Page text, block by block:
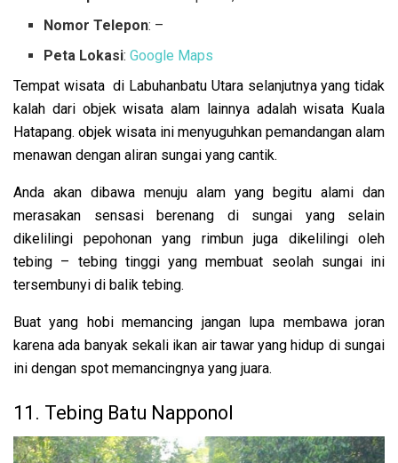
Nomor Telepon: –
Peta Lokasi:Google Maps
Tempat wisata di Labuhanbatu Utara selanjutnya yang tidak
kalah dari objek wisata alam lainnya adalah wisata Kuala
Hatapang. objek wisata ini menyuguhkan pemandangan alam
menawan dengan aliran sungai yang cantik.
Anda akan dibawa menuju alam yang begitu alami dan
merasakan sensasi berenang di sungai yang selain
dikelilingi pepohonan yang rimbun juga dikelilingi oleh
tebing – tebing tinggi yang membuat seolah sungai ini
tersembunyi di balik tebing.
Buat yang hobi memancing jangan lupa membawa joran
karena ada banyak sekali ikan air tawar yang hidup di sungai
ini dengan spot memancingnya yang juara.
11. Tebing Batu Napponol